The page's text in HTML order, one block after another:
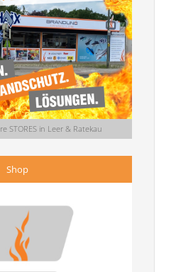
STORES in Leer & Ratekau
Shop